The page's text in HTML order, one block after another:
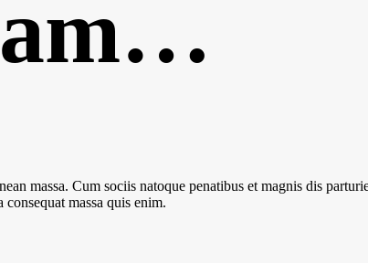
massa. Cum sociis natoque penatibus et magnis dis
massa quis enim.